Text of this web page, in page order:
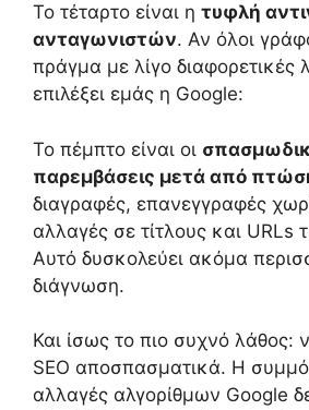
Το τέταρτο είναι η τυφλή
ανταγωνιστών. Αν όλοι
πράγμα με λίγο διαφορετικές
επιλέξει εμάς η Google:
Το πέμπτο είναι οι
παρεμβάσεις μετά από
διαγραφές, επανεγγραφές
αλλαγές σε τίτλους και URLs
Αυτό δυσκολεύει ακόμα
διάγνωση.
Και ίσως το πιο συχνό λάθος:
SEO αποσπασματικά. Η
αλλαγές αλγορίθμων Google